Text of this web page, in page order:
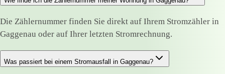
Die Zählernummer finden Sie direkt auf Ihrem Stromzähler in
Gaggenau oder auf Ihrer letzten Stromrechnung.
Was passiert bei einem Stromausfall in Gaggenau?